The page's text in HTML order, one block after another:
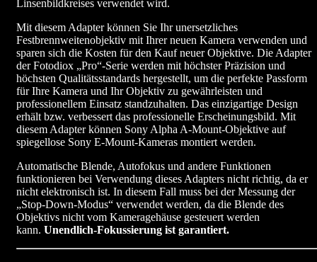
Linsenbildkreises verwendet wird.
Mit diesem Adapter können Sie Ihr unersetzliches
Festbrennweitenobjektiv mit Ihrer neuen Kamera verwenden und
sparen sich die Kosten für den Kauf neuer Objektive. Die Adapter
der Fotodiox „Pro“-Serie werden mit höchster Präzision und
höchsten Qualitätsstandards hergestellt, um die perfekte Passform
für Ihre Kamera und Ihr Objektiv zu gewährleisten und
professionellem Einsatz standzuhalten. Das einzigartige Design
erhält bzw. verbessert das professionelle Erscheinungsbild. Mit
diesem Adapter können Sony Alpha A-Mount-Objektive auf
spiegellose Sony E-Mount-Kameras montiert werden.
Automatische Blende, Autofokus und andere Funktionen
funktionieren bei Verwendung dieses Adapters nicht richtig, da er
nicht elektronisch ist. In diesem Fall muss bei der Messung der
„Stop-Down-Modus“ verwendet werden, da die Blende des
Objektivs nicht vom Kameragehäuse gesteuert werden
kann. Unendlich-Fokussierung ist garantiert.